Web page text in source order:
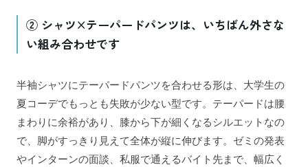
② シャツ×テーパードパンツは、いちばん外さな
い組み合わせです
半袖シャツにテーパードパンツを合わせる形は、大学生の
夏コーデでもっとも失敗が少ない型です。テーパードは腰
まわりに余裕があり、膝から下が細くなるシルエットなの
で、脚がすっきり見えて全体が縦に伸びます。ゼミの発表
やインターンの面談、私服で通えるバイト先まで、幅広く